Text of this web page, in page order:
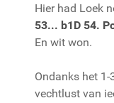
Hier had Loek
53... b1D 54.
En wit won.
Ondanks het
vechtlust van